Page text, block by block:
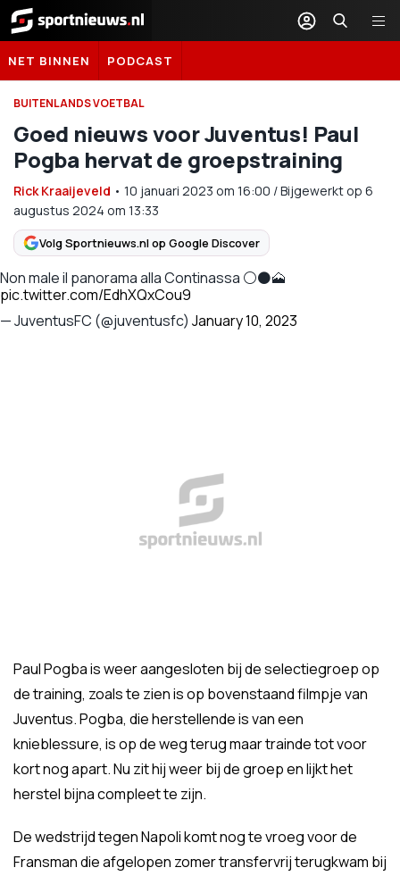
Sportnieuws.nl
NET BINNEN PODCAST
BUITENLANDS VOETBAL
Goed nieuws voor Juventus! Paul
Pogba hervat de groepstraining
Rick Kraaijeveld • 10 januari 2023 om 16:00 /Bijgewerkt op 6
augustus 2024 om 13:33
Volg Sportnieuws.nl op Google Discover
Non male il panorama alla Continassa ⚪️⚫️🗻
pic.twitter.com/EdhXQxCou9
— JuventusFC (@juventusfc) January 10, 2023
Paul Pogba is weer aangesloten bij de selectiegroep op
de training, zoals te zien is op bovenstaand filmpje van
Juventus. Pogba, die herstellende is van een
knieblessure, is op de weg terug maar trainde tot voor
kort nog apart. Nu zit hij weer bij de groep en lijkt het
herstel bijna compleet te zijn.
De wedstrijd tegen Napoli komt nog te vroeg voor de
Fransman die afgelopen zomer transfervrij terugkwam bij